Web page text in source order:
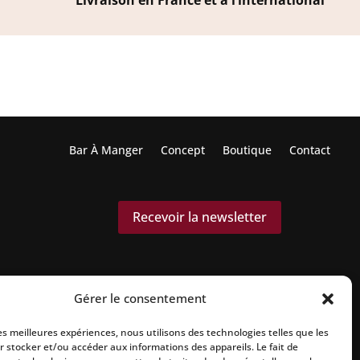
Gérer le consentement
meilleures expériences, nous utilisons des technologies telles que les
stocker et/ou accéder aux informations des appareils. Le fait de
Bar À Manger Concept Boutique Contact
Recevoir la newsletter